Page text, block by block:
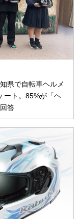
県で自転車ヘルメ
ート。85%が「ヘ
答